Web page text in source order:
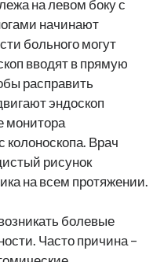
на левом боку с
начинают
больного могут
вводят в прямую
расправить
эндоскоп
монитора
колоноскопа. Врач
рисунок
на всем протяжении.
болевые
Часто причина –